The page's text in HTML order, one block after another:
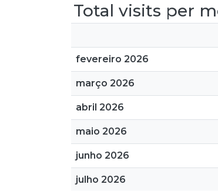
Total visits per
fevereiro 2026
março 2026
abril 2026
maio 2026
junho 2026
julho 2026